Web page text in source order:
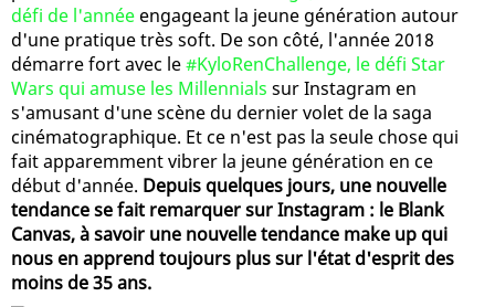
défi de l'année engageant la jeune génération autour
d'une pratique très soft. De son côté, l'année 2018
démarre fort avec le#KyloRenChallenge, le défi Star
Wars qui amuse les Millennials sur Instagram en
s'amusant d'une scène du dernier volet de la saga
cinématographique. Et ce n'est pas la seule chose qui
fait apparemment vibrer la jeune génération en ce
début d'année. Depuis quelques jours, une nouvelle
tendance se fait remarquer sur Instagram : le Blank
Canvas, à savoir une nouvelle tendance make up qui
nous en apprend toujours plus sur l'état d'esprit des
moins de 35 ans.